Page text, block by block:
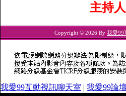
主持
Copyright © 2026 By 我愛99
我愛99互動視訊聊天室 | 我愛99論